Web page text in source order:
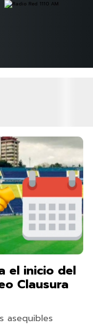
el inicio del
Clausura
asequibles